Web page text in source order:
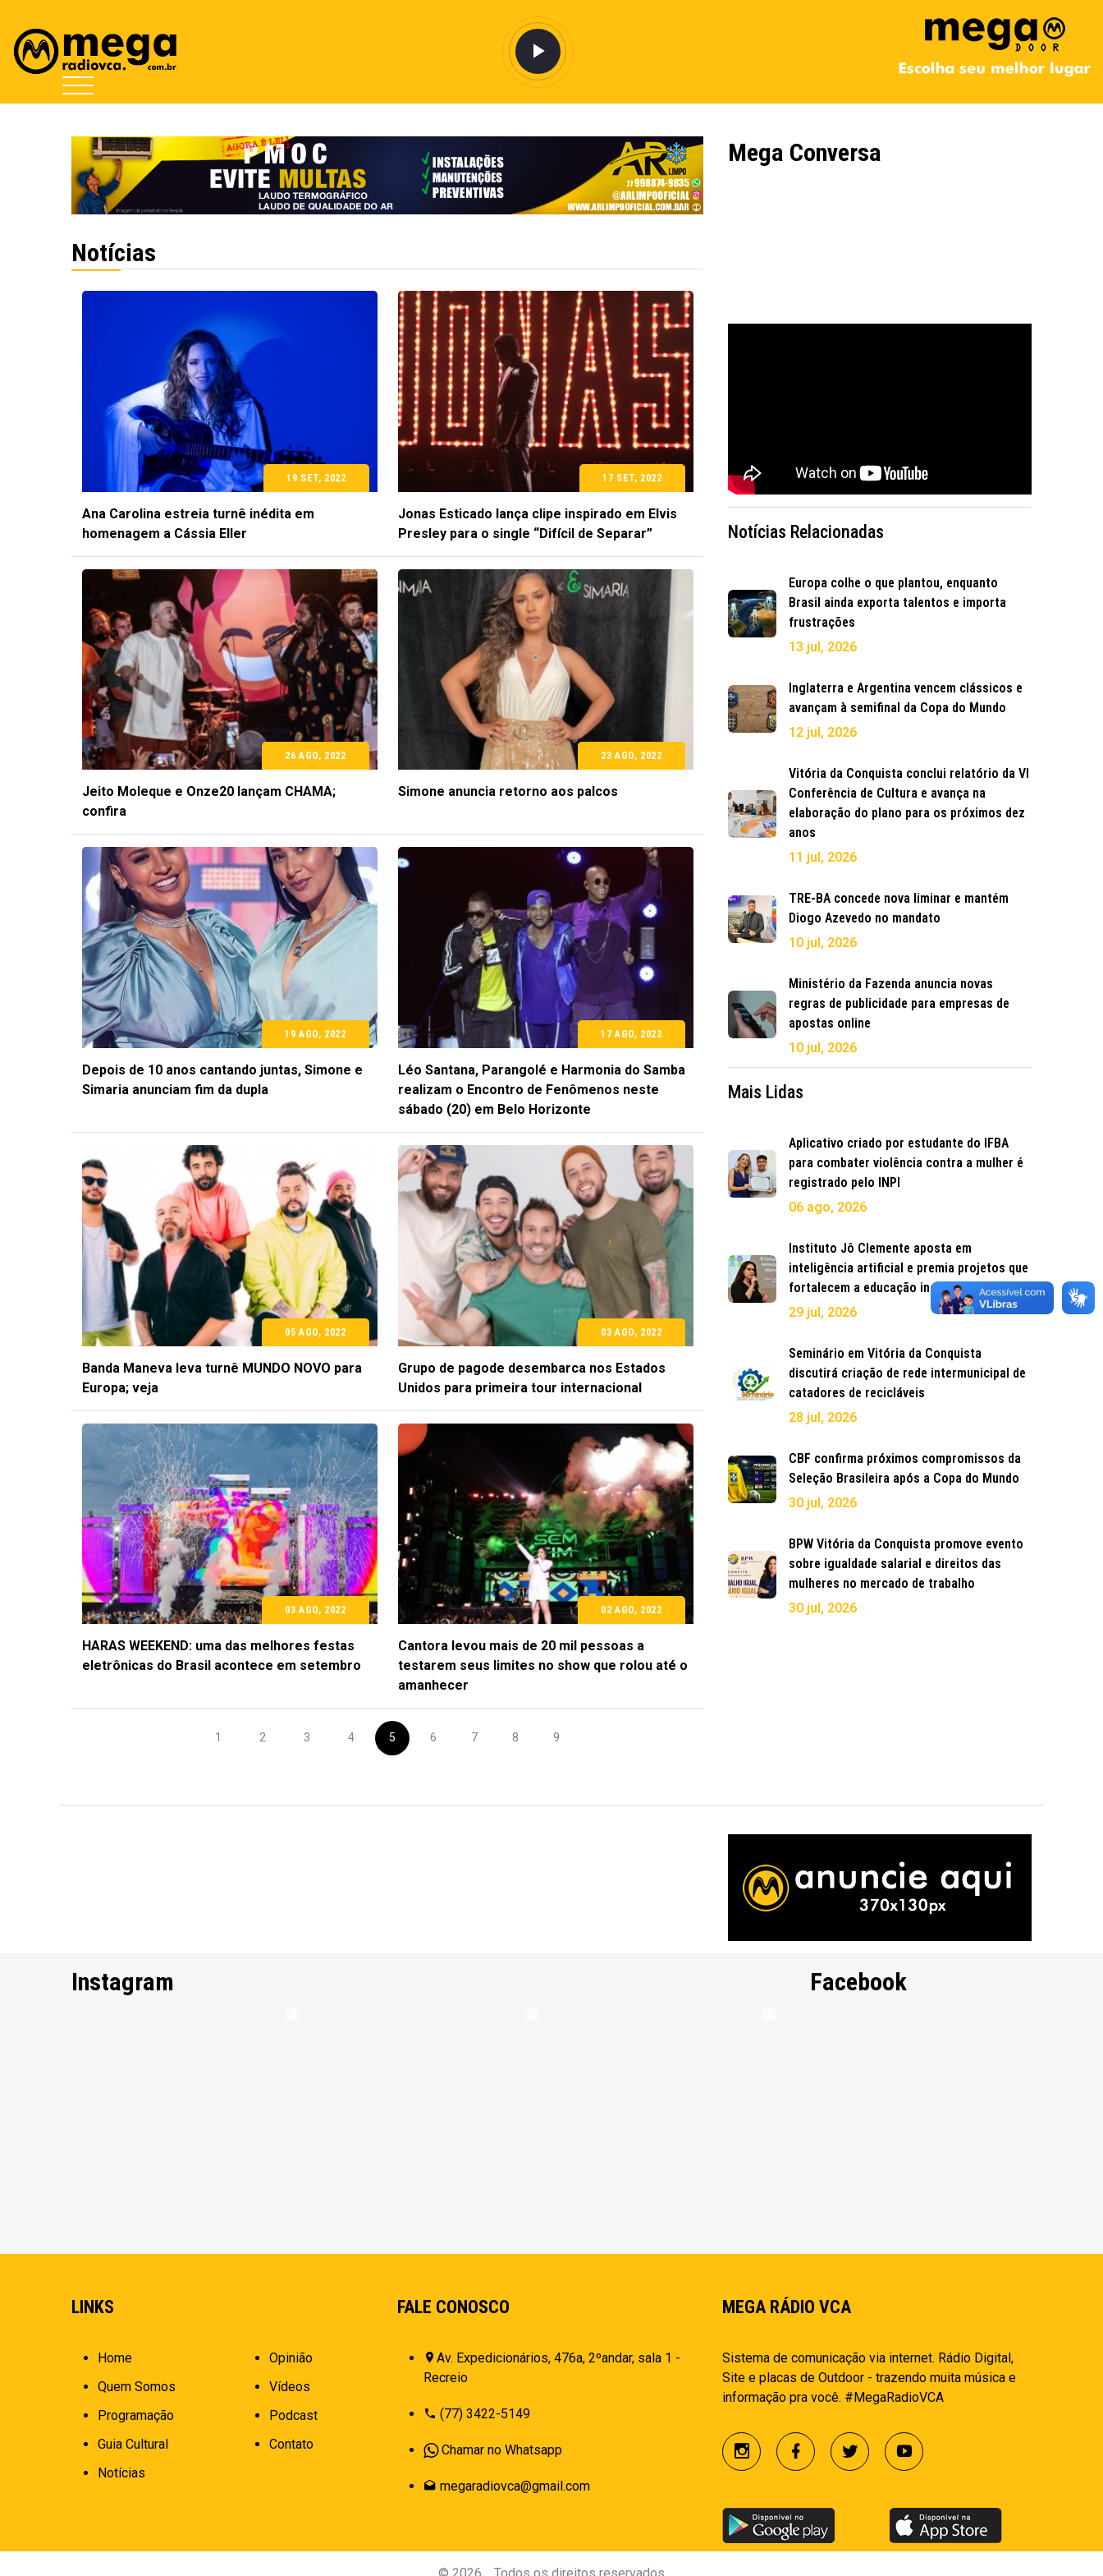
Notícias
19 SET, 2022
Ana Carolina estreia turnê inédita em
homenagem a Cássia Eller
17 SET, 2022
Jonas Esticado lança clipe inspirado em Elvis
Presley para o single “Difícil de Separar”
26 AGO, 2022
Jeito Moleque e Onze20 lançam CHAMA;
confira
23 AGO, 2022
Simone anuncia retorno aos palcos
19 AGO, 2022
Depois de 10 anos cantando juntas, Simone e
Simaria anunciam fim da dupla
17 AGO, 2022
Léo Santana, Parangolé e Harmonia do Samba
realizam o Encontro de Fenômenos neste
sábado (20) em Belo Horizonte
05 AGO, 2022
Banda Maneva leva turnê MUNDO NOVO para
Europa; veja
03 AGO, 2022
Grupo de pagode desembarca nos Estados
Unidos para primeira tour internacional
03 AGO, 2022
HARAS WEEKEND: uma das melhores festas
eletrônicas do Brasil acontece em setembro
02 AGO, 2022
Cantora levou mais de 20 mil pessoas a
testarem seus limites no show que rolou até o
amanhecer
1 2 3 4 5 6 7 8 9
Mega Conversa
Notícias Relacionadas
Europa colhe o que plantou, enquanto
Brasil ainda exporta talentos e importa
frustrações
13 jul, 2026
Inglaterra e Argentina vencem clássicos e
avançam à semifinal da Copa do Mundo
12 jul, 2026
Vitória da Conquista conclui relatório da VI
Conferência de Cultura e avança na
elaboração do plano para os próximos dez
anos
11 jul, 2026
TRE-BA concede nova liminar e mantém
Diogo Azevedo no mandato
10 jul, 2026
Ministério da Fazenda anuncia novas
regras de publicidade para empresas de
apostas online
10 jul, 2026
Mais Lidas
Aplicativo criado por estudante do IFBA
para combater violência contra a mulher é
registrado pelo INPI
06 ago, 2026
Instituto Jô Clemente aposta em
inteligência artificial e premia projetos que
fortalecem a educação inclusiva
29 jul, 2026
Seminário em Vitória da Conquista
discutirá criação de rede intermunicipal de
catadores de recicláveis
28 jul, 2026
CBF confirma próximos compromissos da
Seleção Brasileira após a Copa do Mundo
30 jul, 2026
BPW Vitória da Conquista promove evento
sobre igualdade salarial e direitos das
mulheres no mercado de trabalho
30 jul, 2026
Instagram Facebook
LINKS
Home
Quem Somos
Programação
Guia Cultural
Notícias
Opinião
Vídeos
Podcast
Contato
FALE CONOSCO
Av. Expedicionários, 476a, 2ºandar, sala 1 -
Recreio
(77) 3422-5149
Chamar no Whatsapp
megaradiovca@gmail.com
MEGA RÁDIO VCA
Sistema de comunicação via internet. Rádio Digital,
Site e placas de Outdoor - trazendo muita música e
informação pra você. #MegaRadioVCA